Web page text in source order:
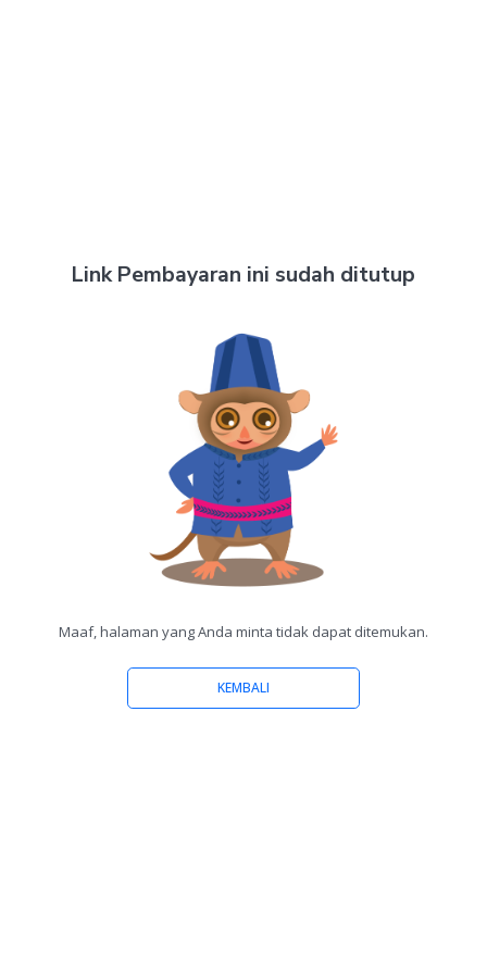
Link Pembayaran ini sudah ditutup
Maaf, halaman yang Anda minta tidak dapat ditemukan.
KEMBALI